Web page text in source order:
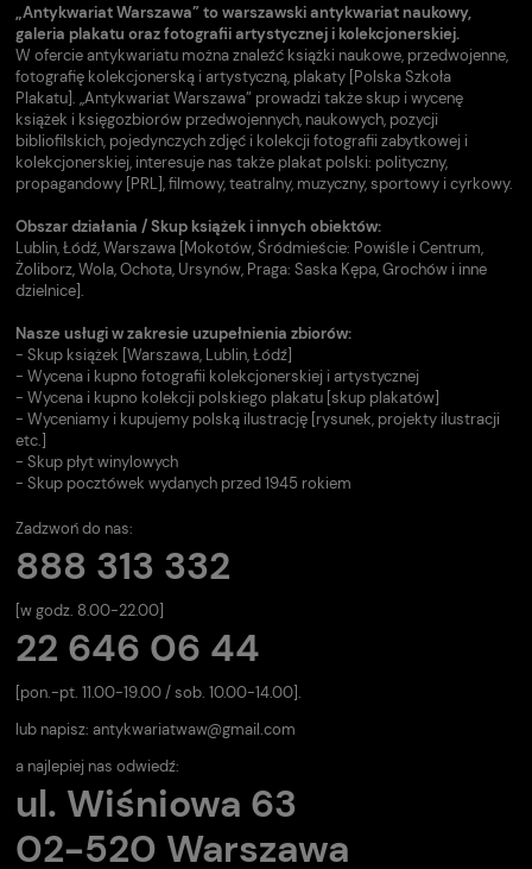
„Antykwariat Warszawa” to warszawski antykwariat naukowy,
galeria plakatu oraz fotografii artystycznej i kolekcjonerskiej.
W ofercie antykwariatu można znaleźć książki naukowe, przedwojenne,
fotografię kolekcjonerską i artystyczną, plakaty [Polska Szkoła
Plakatu]. „Antykwariat Warszawa” prowadzi także skup i wycenę
książek i księgozbiorów przedwojennych, naukowych, pozycji
bibliofilskich, pojedynczych zdjęć i kolekcji fotografii zabytkowej i
kolekcjonerskiej, interesuje nas także plakat polski: polityczny,
propagandowy [PRL], filmowy, teatralny, muzyczny, sportowy i cyrkowy.
Obszar działania / Skup książek i innych obiektów:
Lublin, Łódź, Warszawa [Mokotów, Śródmieście: Powiśle i Centrum,
Żoliborz, Wola, Ochota, Ursynów, Praga: Saska Kępa, Grochów i inne
dzielnice].
Nasze usługi w zakresie uzupełnienia zbiorów:
- Skup książek [Warszawa, Lublin, Łódź]
- Wycena i kupno fotografii kolekcjonerskiej i artystycznej
- Wycena i kupno kolekcji polskiego plakatu [skup plakatów]
- Wyceniamy i kupujemy polską ilustrację [rysunek, projekty ilustracji
etc.]
- Skup płyt winylowych
- Skup pocztówek wydanych przed 1945 rokiem
Zadzwoń do nas:
888 313 332
[w godz. 8.00-22.00]
22 646 06 44
[pon.-pt. 11.00-19.00 / sob. 10.00-14.00].
lub napisz: antykwariatwaw@gmail.com
a najlepiej nas odwiedź:
ul. Wiśniowa 63
02-520 Warszawa